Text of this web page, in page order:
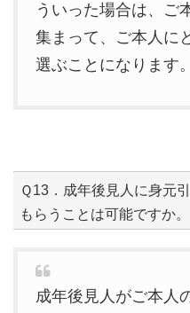
ういった場合は、ご
集まって、ご本人に
選ぶことになります。
Ｑ13．成年後見人に身元
もらうことは可能ですか。
成年後見人がご本人